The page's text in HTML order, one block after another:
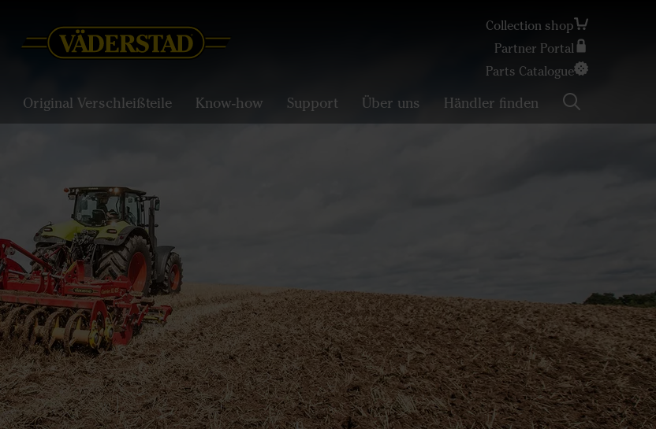
Collection shop
Partner Portal
Parts Catalogue
Original Verschleißteile Know-how Support Über uns Händler finden